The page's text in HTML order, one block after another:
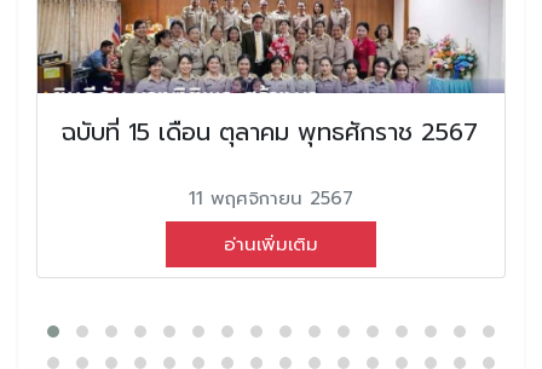
ฉบับที่ 15 เดือน ตุลาคม พุทธศักราช 2567
11 พฤศจิกายน 2567
อ่านเพิ่มเติม